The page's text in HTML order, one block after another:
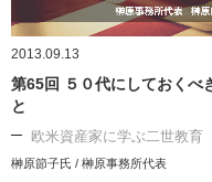
2013.09.13
第65回 ５０代にしておくべ
と
欧米資産家に学ぶ二世教育
榊原節子氏 / 榊原事務所代表